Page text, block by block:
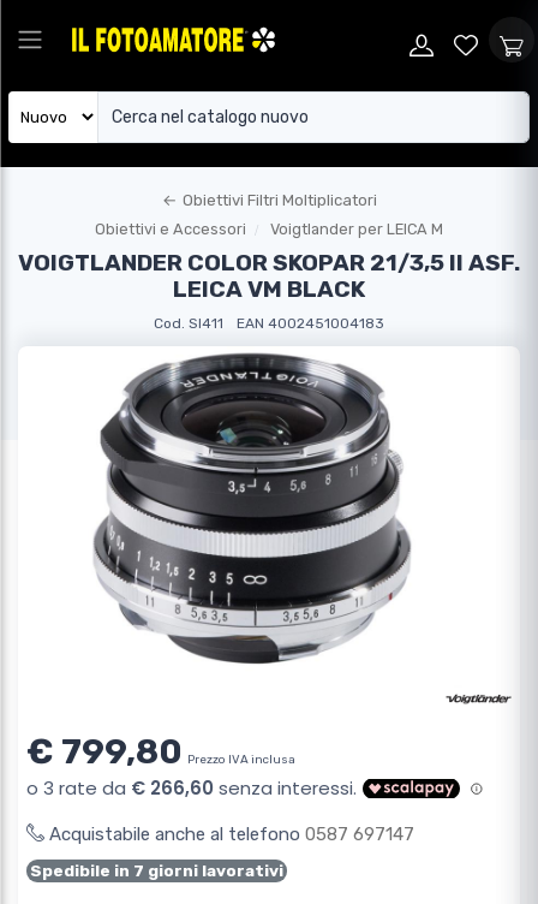
← Obiettivi Filtri Moltiplicatori
Obiettivi e Accessori
Voigtlander per LEICA M
VOIGTLANDER COLOR SKOPAR 21/3,5 II ASF.
LEICA VM BLACK
Cod. SI411 EAN 4002451004183
€ 799,80 Prezzo IVA inclusa
Acquistabile anche al telefono 0587 697147
Spedibile in 7 giorni lavorativi